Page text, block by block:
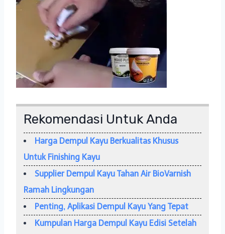
Rekomendasi Untuk Anda
Harga Dempul Kayu Berkualitas Khusus
Untuk Finishing Kayu
Supplier Dempul Kayu Tahan Air BioVarnish
Ramah Lingkungan
Penting, Aplikasi Dempul Kayu Yang Tepat
Kumpulan Harga Dempul Kayu Edisi Setelah